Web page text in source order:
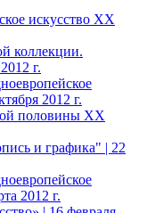
искусство ХХ
коллекции.
г.
2012 г.
половины XX
и графика" | 22
2012 г.